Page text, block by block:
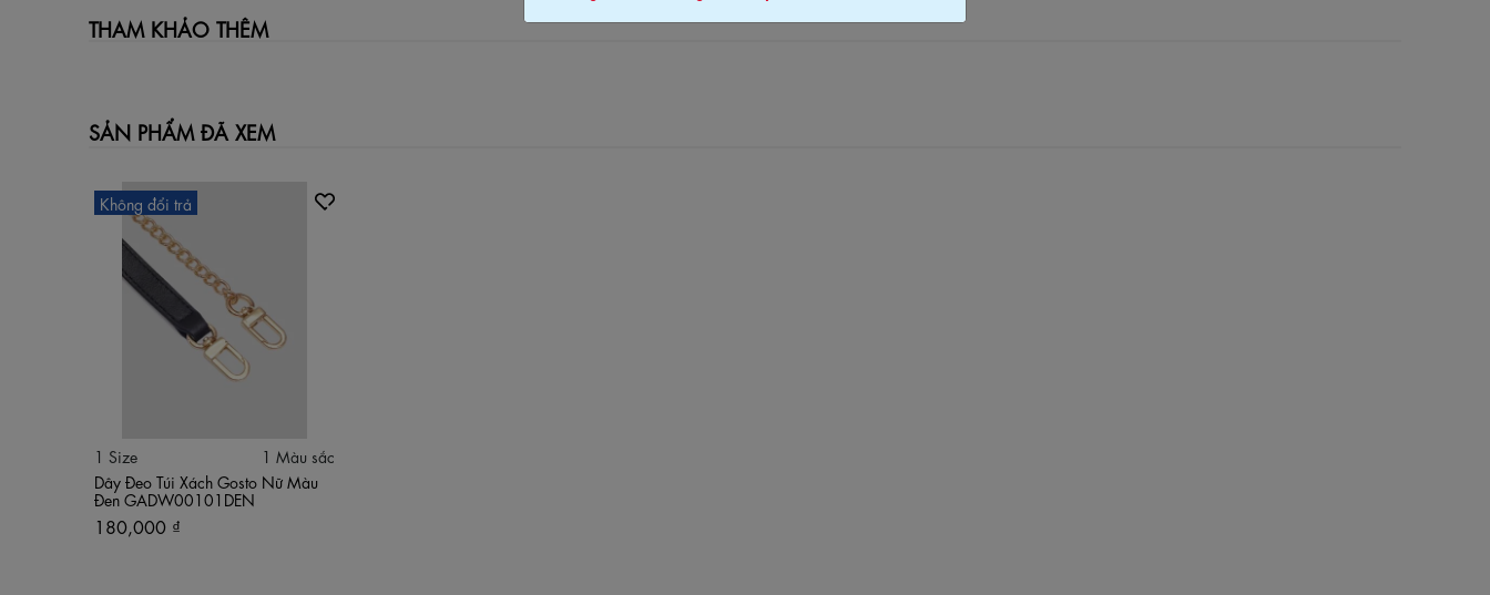
THAM KHẢO THÊM
SẢN PHẨM ĐÃ XEM
Không đổi trả
1 Size
1 Màu sắc
Dây Đeo Túi Xách Gosto Nữ Màu
Đen GADW00101DEN
180,000 ₫